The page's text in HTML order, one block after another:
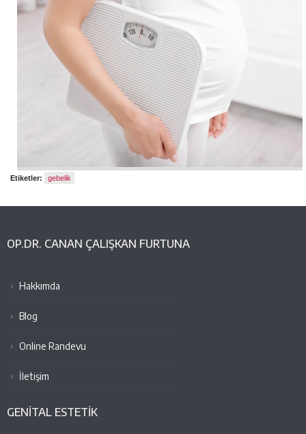
Etiketler: gebelik
OP.DR. CANAN ÇALIŞKAN FURTUNA
Hakkımda
Blog
Online Randevu
İletişim
GENİTAL ESTETİK